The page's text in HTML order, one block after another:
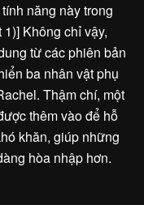
năng này trong
Không chỉ vậy,
từ các phiên bản
ba nhân vật phụ
Thậm chí, một
thêm vào để hỗ
khăn, giúp những
hòa nhập hơn.